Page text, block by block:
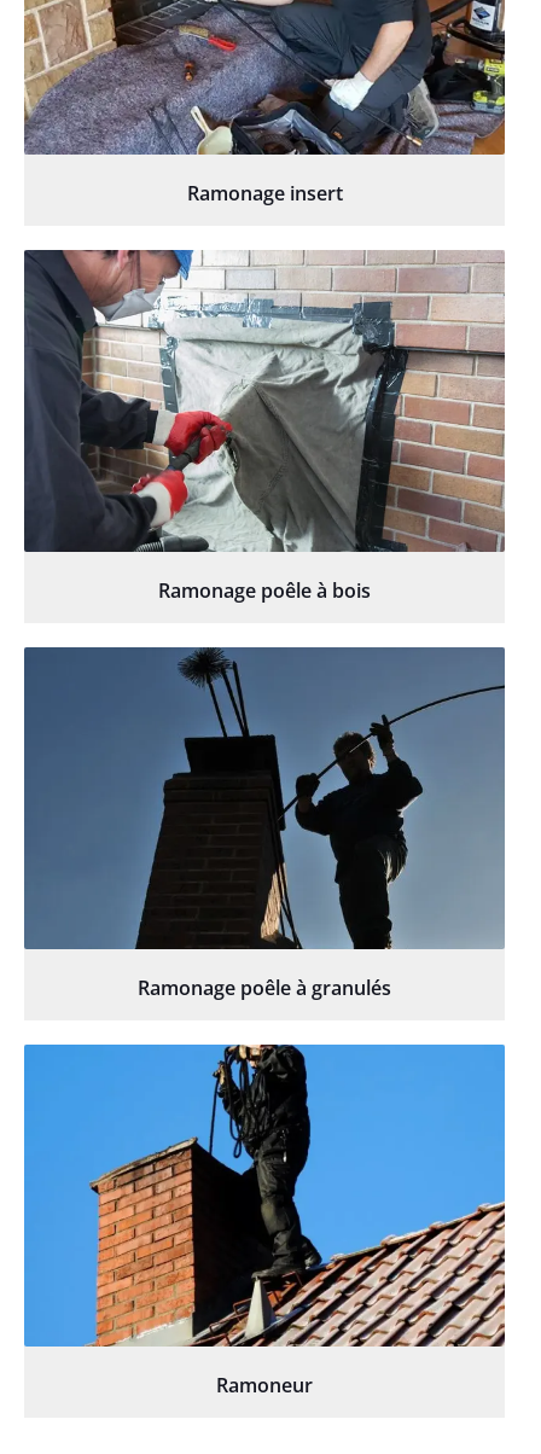
Ramonage insert
Ramonage poêle à bois
Ramonage poêle à granulés
Ramoneur